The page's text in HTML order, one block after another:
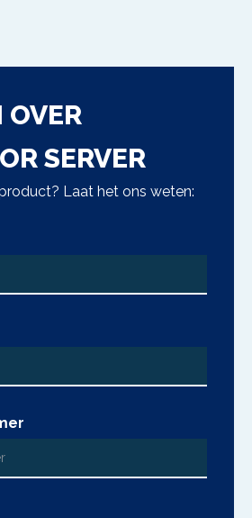
OVER
SERVER
Laat het ons weten: